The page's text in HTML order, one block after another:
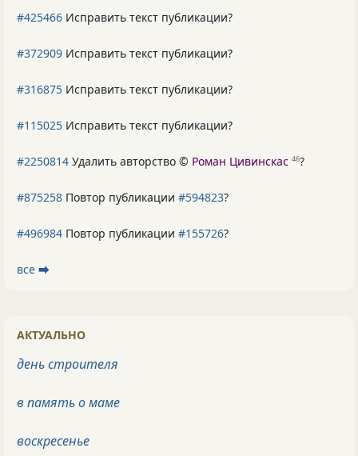
#425466 Исправить текст публикации?
#372909 Исправить текст публикации?
#316875 Исправить текст публикации?
#115025 Исправить текст публикации?
#2250814 Удалить авторство © Роман Цивинскас 46?
#875258 Повтор публикации #594823?
#496984 Повтор публикации #155726?
все ⮕
АКТУАЛЬНО
день строителя
в память о маме
воскресенье